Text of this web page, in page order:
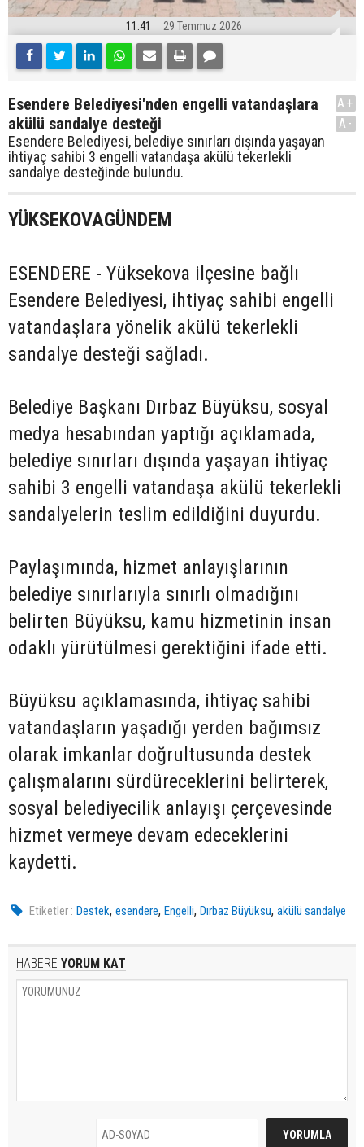
11:41 29 Temmuz 2026
Esendere Belediyesi'nden engelli vatandaşlara
akülü sandalye desteği
Esendere Belediyesi, belediye sınırları dışında yaşayan
ihtiyaç sahibi 3 engelli vatandaşa akülü tekerlekli
sandalye desteğinde bulundu.
A+
A-
YÜKSEKOVAGÜNDEM
ESENDERE - Yüksekova ilçesine bağlı
Esendere Belediyesi, ihtiyaç sahibi engelli
vatandaşlara yönelik akülü tekerlekli
sandalye desteği sağladı.
Belediye Başkanı Dırbaz Büyüksu, sosyal
medya hesabından yaptığı açıklamada,
belediye sınırları dışında yaşayan ihtiyaç
sahibi 3 engelli vatandaşa akülü tekerlekli
sandalyelerin teslim edildiğini duyurdu.
Paylaşımında, hizmet anlayışlarının
belediye sınırlarıyla sınırlı olmadığını
belirten Büyüksu, kamu hizmetinin insan
odaklı yürütülmesi gerektiğini ifade etti.
Büyüksu açıklamasında, ihtiyaç sahibi
vatandaşların yaşadığı yerden bağımsız
olarak imkanlar doğrultusunda destek
çalışmalarını sürdüreceklerini belirterek,
sosyal belediyecilik anlayışı çerçevesinde
hizmet vermeye devam edeceklerini
kaydetti.
Etiketler : Destek,esendere,Engelli,Dırbaz Büyüksu,akülü sandalye
HABERE YORUM KAT